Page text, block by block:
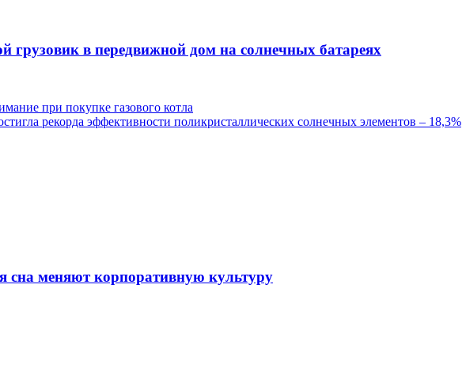
грузовик в передвижной дом на солнечных батареях
при покупке газового котла
рекорда эффективности поликристаллических солнечных элементов – 18,3%
сна меняют корпоративную культуру